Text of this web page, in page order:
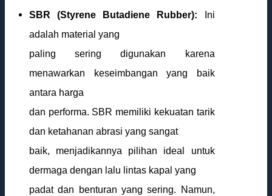
SBR (Styrene Butadiene Rubber):
Ini
adalah material yang
paling sering digunakan karena
menawarkan keseimbangan yang baik
antara harga
dan performa. SBR memiliki kekuatan tarik
dan ketahanan abrasi yang sangat
baik, menjadikannya pilihan ideal untuk
dermaga dengan lalu lintas kapal yang
padat dan benturan yang sering. Namun,